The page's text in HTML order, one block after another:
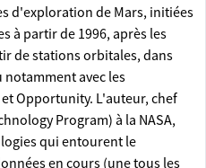
d'exploration de Mars, initiées
à partir de 1996, après les
de stations orbitales, dans
avec les
Opportunity. L'auteur, chef
Program) à la NASA,
qui entourent le
en cours (une tous les